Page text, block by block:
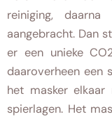
reiniging,
aangebracht. Dan
er een unieke
daaroverheen een
het masker
spierlagen. Het